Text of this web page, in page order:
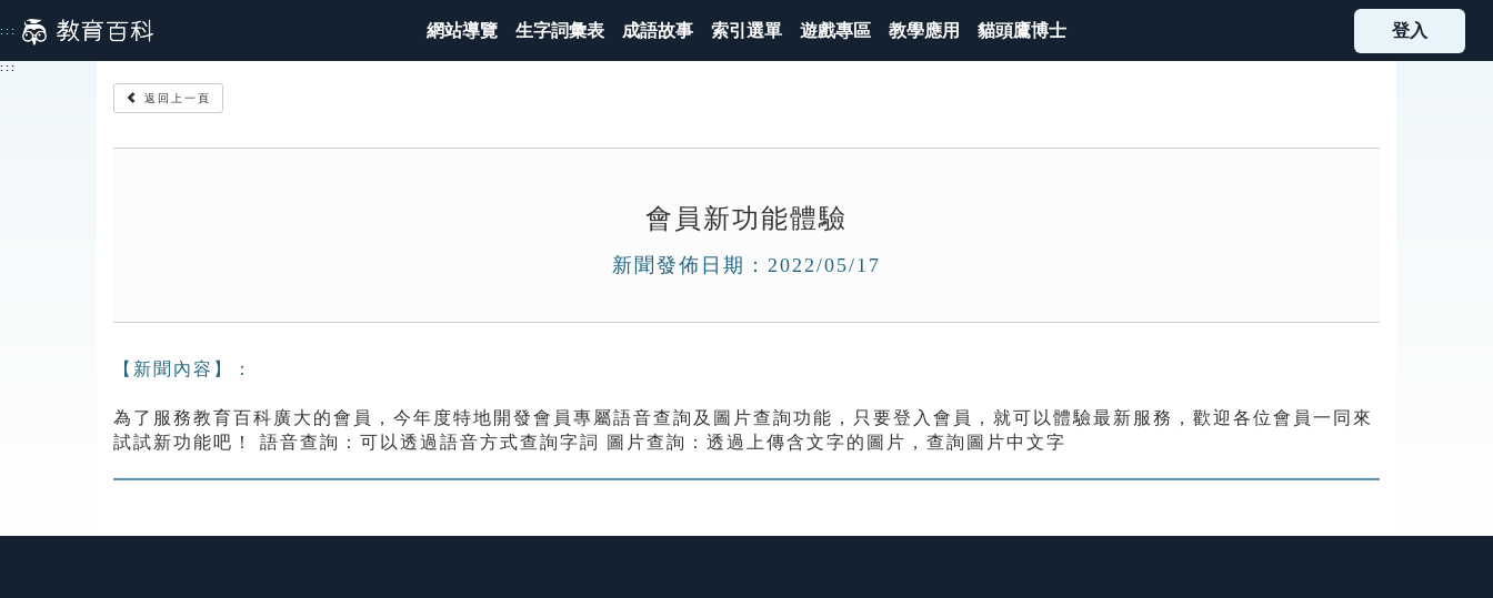
到
主
::: 網站導覽 生字詞彙表 成語故事 索引選單 遊戲專區 教學應用 貓頭鷹博士 登入
:::
返回上一頁
會員新功能體驗
新聞發佈日期：2022/05/17
【新聞內容】：
為了服務教育百科廣大的會員，今年度特地開發會員專屬語音查詢及圖片查詢功能，只要登入會員，就可以體驗最新服務，歡迎各位會員一同來
試試新功能吧！ 語音查詢：可以透過語音方式查詢字詞 圖片查詢：透過上傳含文字的圖片，查詢圖片中文字